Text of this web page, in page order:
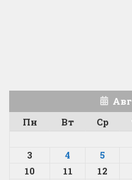
Пн
Вт Ср
3
4 5
10
11 12